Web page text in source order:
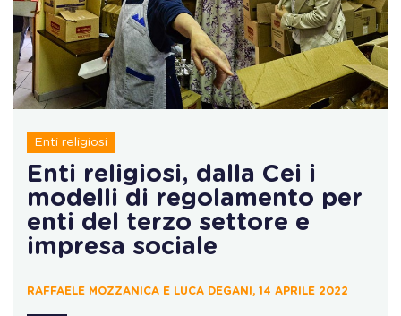
Enti religiosi
Enti religiosi, dalla Cei i
modelli di regolamento per
enti del terzo settore e
impresa sociale
RAFFAELE MOZZANICA E LUCA DEGANI, 14 APRILE 2022